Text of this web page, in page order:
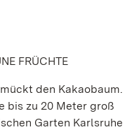
FRÜCHTE
den Kakaobaum.
bis zu 20 Meter groß
Garten Karlsruhe